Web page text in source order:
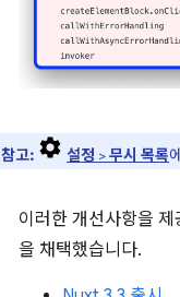
참고: 설정 >무시 목록
이러한 개선사항을
을 채택했습니다.